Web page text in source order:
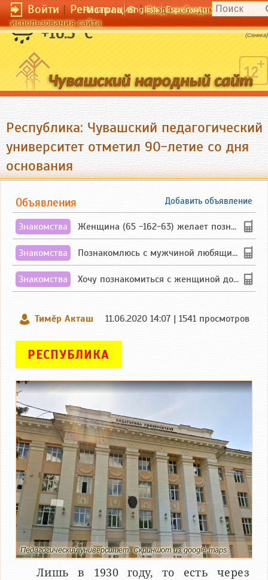
Войти|Регистрация|Вход необходим для
использования сайта
Чӑвашла English Esperanto
+16.3 °C Жить - значит бороться.
(Сенека)
Республика: Чувашский педагогический
университет отметил 90-летие со дня
основания
Добавить объявление
Объявления
Знакомства Женщина (65 -162-63) желает познакомиться с одиноким, добродушным, без вредных ...
Знакомства Познакомлюсь с мужчиной любящим танцевать и петь на родном чувашском языке
Знакомства Хочу познакомиться с женщиной до 55 лет чувашской или русской национальности дл...
Тимӗр Акташ 11.06.2020 14:07 | 1541 просмотров
РЕСПУБЛИКА
Педагогический университет. Скриншот из google.maps
Лишь в 1930 году, то есть через